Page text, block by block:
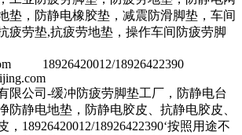
垫，防静电橡胶垫，减震防滑脚垫，车间
疲劳垫,抗疲劳地垫，操作车间防疲劳脚
18926420012/18926422390
限公司-缓冲防疲劳脚垫工厂，防静电台
防静电地垫，防静电胶皮、抗静电胶皮、
18926420012/18926422390‘按照用途不